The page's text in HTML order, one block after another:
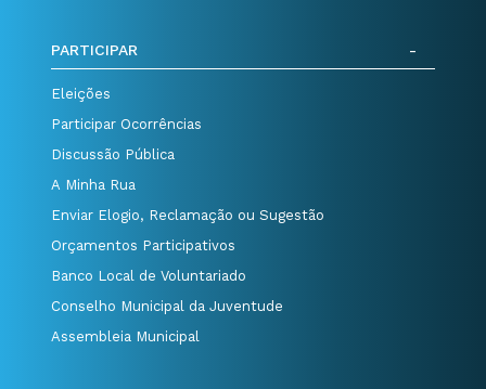
PARTICIPAR
Eleições
Participar Ocorrências
Discussão Pública
A Minha Rua
Enviar Elogio, Reclamação ou Sugestão
Orçamentos Participativos
Banco Local de Voluntariado
Conselho Municipal da Juventude
Assembleia Municipal